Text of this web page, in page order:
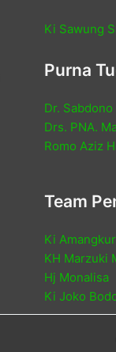
Ki Sawung
Purna
Dr.
Drs. PNA.
Romo Aziz
Team
Ki
KH Marzuki
Hj Monalisa
Ki Joko